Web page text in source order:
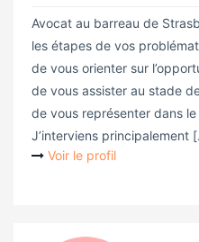
Avocat au barreau de
les étapes de vos
de vous orienter sur
de vous assister au stade
de vous représenter dans le
J’interviens principalement
Voir le profil